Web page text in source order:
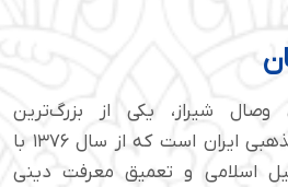
وصال شیراز، یکی از بزرگ‌ترین
مجموعه‌های فرهنگی و مذهبی ایران است که از سال ۱۳۷۶ با
اسلامی و تعمیق معرفت دینی